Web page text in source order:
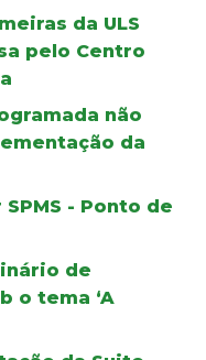
da ULS
pelo Centro
não
da
- Ponto de
de
o tema ‘A